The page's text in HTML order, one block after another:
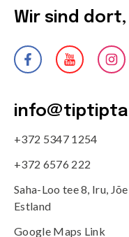
Wir sind dort,
+372 5347 1254
+372 6576 222
Saha-Loo tee 8, Iru,
Estland
Google Maps Link